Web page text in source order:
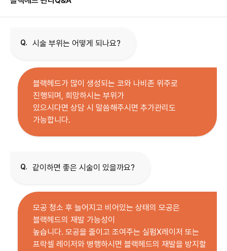
Q. 시술 부위는 어떻게 되나요?
블랙헤드가 많이 생성되는 코와 나비존 위주로
진행되며, 희망하시는 부위가
있으시다면 상담 시 말씀해주시면 추가관리도
가능합니다.
Q. 같이하면 좋은 시술이 있을까요?
모공 청소 후 늘어지고 비어있는 상태의 모공은
블랙헤드의 재발 가능성이
높습니다. 모공을 줄이고 조여주는 실펌X레이저 또는
프락셀 레이저와 병행하시면 블랙헤드의 재발을 방지할